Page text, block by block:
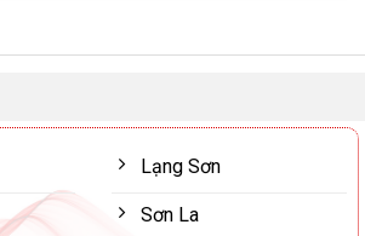
Lạng Sơn
Sơn La